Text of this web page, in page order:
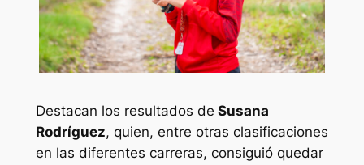
Destacan los resultados de Susana
Rodríguez, quien, entre otras clasificaciones
en las diferentes carreras, consiguió quedar